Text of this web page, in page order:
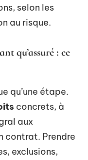
selon les
au risque.
qu’assuré : ce
qu’une étape.
concrets, à
aux
contrat. Prendre
exclusions,